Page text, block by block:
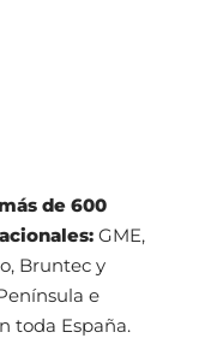
más de 600
GME,
Bruntec y
e
toda España.